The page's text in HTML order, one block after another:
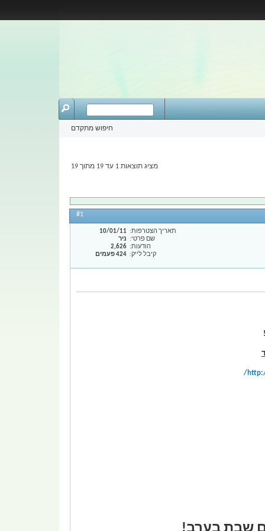
חיפוש מתקדם
מציג תוצאות 1 עד 19 מתוך 19
#1
תאריך הצטרפות
10/01/11
שם פרטי
ניר
הודעות
2,626
קיבל לייק
424 פעמים